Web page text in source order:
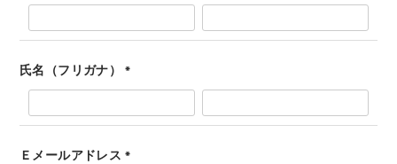
(
須
氏名（フリガナ）
(
須
)
Ｅメールアドレス